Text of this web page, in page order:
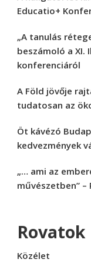
Educatio+
„A tanulás
beszámoló a XI.
konferenciáról
A Föld jövője
tudatosan az
Öt kávézó
kedvezmények
„… ami az
művészetben” –
Rovatok
Közélet